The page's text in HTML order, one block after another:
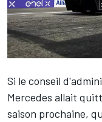
Si le conseil
Mercedes allait
saison prochaine,